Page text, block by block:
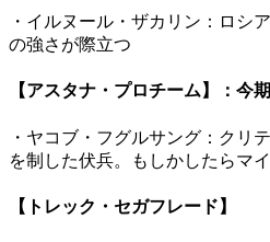
・イルヌール・ザカリン：ロシ
の強さが際立つ
【アスタナ・プロチーム】：今
・ヤコブ・フグルサング：クリ
を制した伏兵。もしかしたらマ
【トレック・セガフレード】